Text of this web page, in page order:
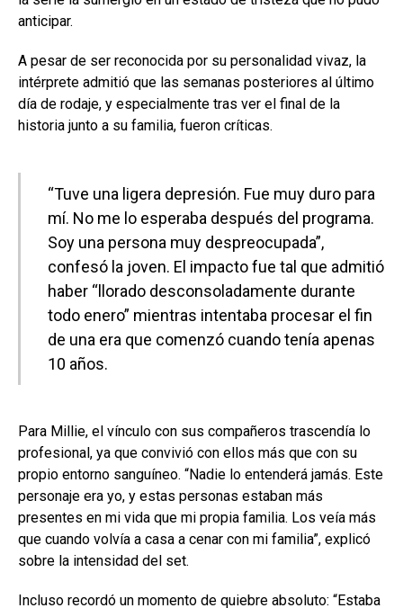
anticipar.
A pesar de ser reconocida por su personalidad vivaz, la
intérprete admitió que las semanas posteriores al último
día de rodaje, y especialmente tras ver el final de la
historia junto a su familia, fueron críticas.
“Tuve una ligera depresión. Fue muy duro para
mí. No me lo esperaba después del programa.
Soy una persona muy despreocupada”,
confesó la joven. El impacto fue tal que admitió
haber “llorado desconsoladamente durante
todo enero” mientras intentaba procesar el fin
de una era que comenzó cuando tenía apenas
10 años.
Para Millie, el vínculo con sus compañeros trascendía lo
profesional, ya que convivió con ellos más que con su
propio entorno sanguíneo. “Nadie lo entenderá jamás. Este
personaje era yo, y estas personas estaban más
presentes en mi vida que mi propia familia. Los veía más
que cuando volvía a casa a cenar con mi familia”, explicó
sobre la intensidad del set.
Incluso recordó un momento de quiebre absoluto: “Estaba